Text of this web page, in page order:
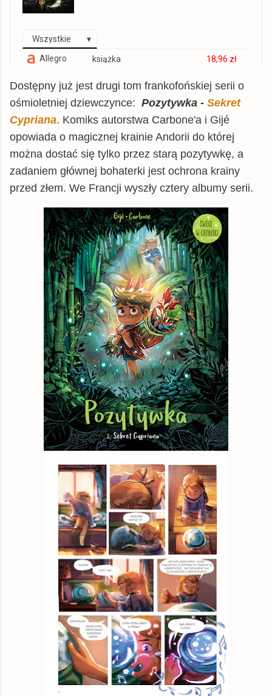
Wszystkie
Allegro
książka
18,96 zł
TaniaKsiazka.pl
książka
21,67 zł
Gandalf.com.pl
książka
21,67 zł
tantis.pl
książka
22,59 zł
matfel.pl
książka
24,34 zł
gildia.pl
książka
24,49 zł
swiatksiazki.pl
książka
26,00 zł
Matras.pl
książka
28,64 zł
chodnikliteracki.pl
książka
28,99 zł
Woblink.com książka
29,74 zł
inbook.pl
książka
31,44 zł
booktime.pl
książka
33,79 zł
Empik
książka 35,32 zł
© BUY.BOX
Dostępny już jest drugi tom frankofońskiej serii o
ośmioletniej dziewczynce: Pozytywka - Sekret
Cypriana. Komiks autorstwa Carbone'a i Gijé
opowiada o magicznej krainie Andorii do której
można dostać się tylko przez starą pozytywkę, a
zadaniem głównej bohaterki jest ochrona krainy
przed złem. We Francji wyszły cztery albumy serii.